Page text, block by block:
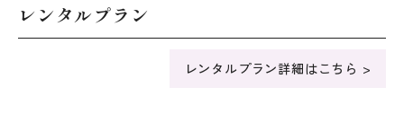
レンタルプラン
レンタルプラン詳細はこちら >